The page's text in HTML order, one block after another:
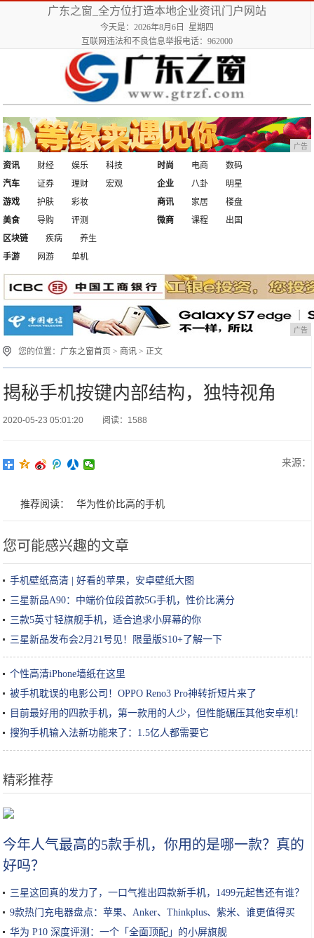
广东之窗_全方位打造本地企业资讯门户网站
今天是：2026年8月6日 星期四
互联网违法和不良信息举报电话：962000
广告
资讯 财经 娱乐
科技
汽车
证券 理财 宏观
时尚 电商
数码
企业
八卦
明星
游戏
护肤
彩妆
美食
导购 评测
商讯 家居
楼盘
微商
课程
出国
区块链
疾病
养生
手游
网游 单机
广告
您的位置： 广东之窗首页 > 商讯 > 正文
揭秘手机按键内部结构，独特视角
2020-05-23 05:01:20 阅读：1588
来源：
推荐阅读： 华为性价比高的手机
您可能感兴趣的文章
手机壁纸高清 | 好看的苹果，安卓壁纸大图
三星新品A90：中端价位段首款5G手机，性价比满分
三款5英寸轻旗舰手机，适合追求小屏幕的你
三星新品发布会2月21号见！限量版S10+了解一下
个性高清iPhone墙纸在这里
被手机耽误的电影公司！OPPO Reno3 Pro神转折短片来了
目前最好用的四款手机，第一款用的人少，但性能碾压其他安卓机！
搜狗手机输入法新功能来了：1.5亿人都需要它
精彩推荐
今年人气最高的5款手机，你用的是哪一款？真的
好吗？
三星这回真的发力了，一口气推出四款新手机，1499元起售还有谁？
9款热门充电器盘点：苹果、Anker、Thinkplus、紫米、谁更值得买
华为 P10 深度评测：一个「全面顶配」的小屏旗舰